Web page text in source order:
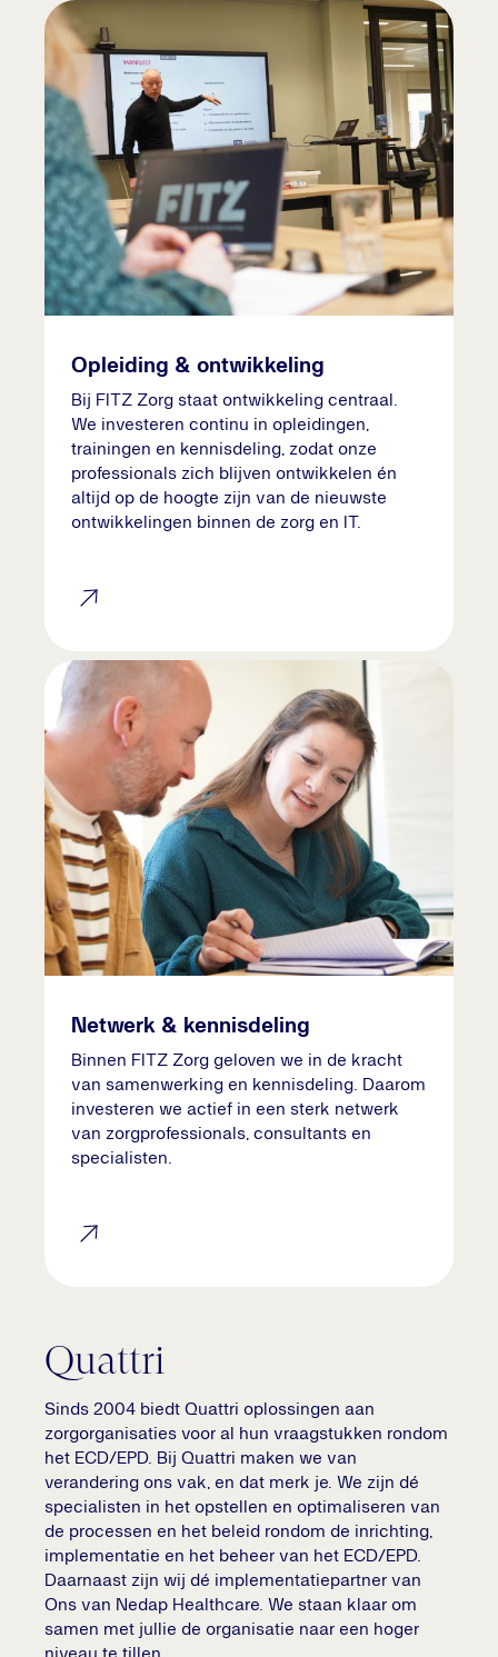
Opleiding & ontwikkeling
Bij FITZ Zorg staat ontwikkeling centraal.
We investeren continu in opleidingen,
trainingen en kennisdeling, zodat onze
professionals zich blijven ontwikkelen én
altijd op de hoogte zijn van de nieuwste
ontwikkelingen binnen de zorg en IT.
Netwerk & kennisdeling
Binnen FITZ Zorg geloven we in de kracht
van samenwerking en kennisdeling. Daarom
investeren we actief in een sterk netwerk
van zorgprofessionals, consultants en
specialisten.
Quattri
Sinds 2004 biedt Quattri oplossingen aan
zorgorganisaties voor al hun vraagstukken rondom
het ECD/EPD. Bij Quattri maken we van
verandering ons vak, en dat merk je. We zijn dé
specialisten in het opstellen en optimaliseren van
de processen en het beleid rondom de inrichting,
implementatie en het beheer van het ECD/EPD.
Daarnaast zijn wij dé implementatiepartner van
Ons van Nedap Healthcare. We staan klaar om
samen met jullie de organisatie naar een hoger